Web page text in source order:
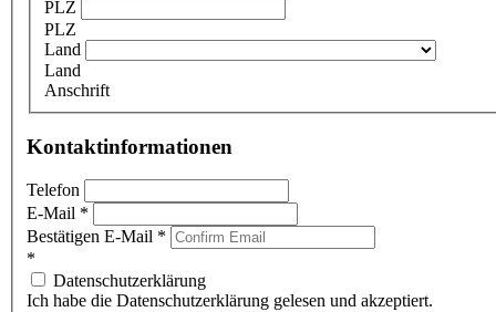
PLZ
PLZ
Land
Land
Anschrift
Kontaktinformationen
Telefon
E-Mail *
Bestätigen E-Mail *
*
Datenschutzerklärung
Ich habe die Datenschutzerklärung gelesen und akzeptiert.